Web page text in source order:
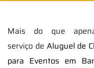
Mais do que
serviço de Aluguel de
para Eventos em